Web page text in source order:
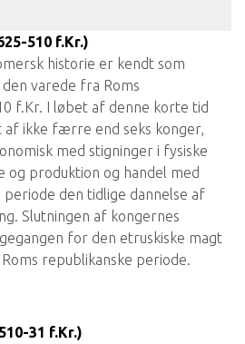
510 f.Kr.)
historie er kendt som
varede fra Roms
f.Kr. I løbet af denne korte tid
af ikke færre end seks konger,
med stigninger i fysiske
produktion og handel med
periode den tidlige dannelse af
Slutningen af ​​kongernes
for den etruskiske magt
republikanske periode.
31 f.Kr.)